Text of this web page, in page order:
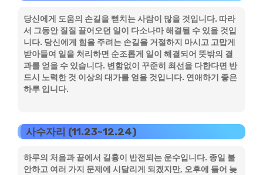
당신에게 도움의 손길을 뻗치는 사람이 많을 것입니다. 따라
서 그동안 질질 끌어오던 일이 다소나마 해결될 수 있을 것입
니다. 당신에게 힘을 주려는 손길을 거절하지 마시고 고맙게
받아들여 일을 처리하면 순조롭게 일이 해결되어 뜻밖의 결
과를 얻을 수 있습니다. 변함없이 꾸준히 최선을 다한다면 반
드시 노력한 것 이상의 대가를 얻을 것입니다. 연애하기 좋은
하루 입니다.
사수자리 (11.23~12.24)
하루의 처음과 끝에서 길흉이 반전되는 운수입니다. 종일 불
안하고 여러 가지 문제에 시달리게 되겠지만, 오후에 들어 늦